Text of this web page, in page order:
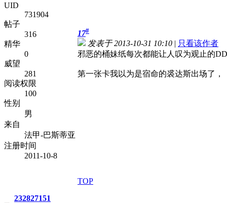
UID
731904
帖子
316
精华
0
威望
281
阅读权限
100
性别
男
来自
法甲-巴斯蒂亚
注册时间
2011-10-8
17#
发表于 2013-10-31 10:10 | 只看该作者
邪恶的桶妹纸每次都能让人叹为观止的DD
第一张卡我以为是宿命的裘达斯出场了，
TOP
232827151